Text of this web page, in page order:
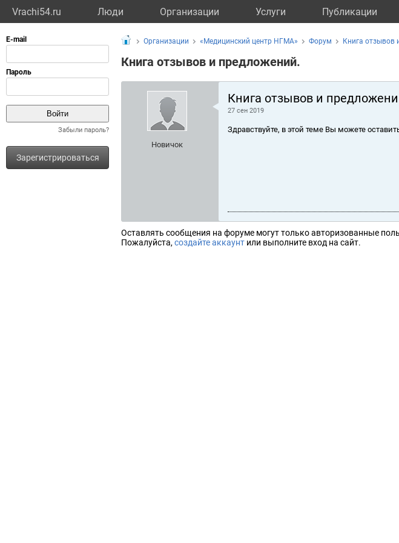
Vrachi54.ru Люди Организации Услуги Публикации
Забыли пароль?
Зарегистрироваться
Организации «Медицинский центр НГМА» Форум Книга отзывов
Книга отзывов и предложений.
Новичок
Книга отзывов и
27 сен 2019
Здравствуйте, в этой теме Вы можете
Оставлять сообщения на форуме могут только авторизованные
Пожалуйста, создайте аккаунт или выполните вход на сайт.